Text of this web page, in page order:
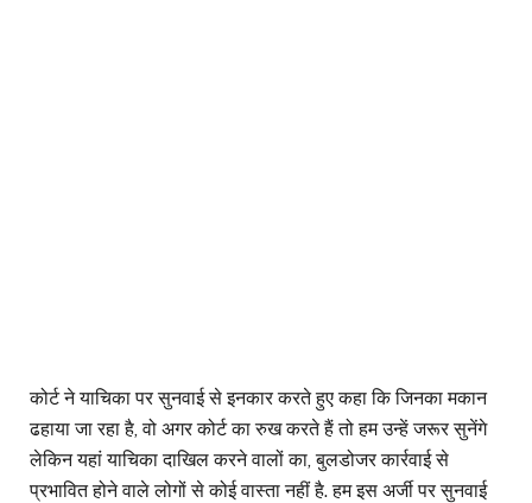
कोर्ट ने याचिका पर सुनवाई से इनकार करते हुए कहा कि जिनका मकान
ढहाया जा रहा है, वो अगर कोर्ट का रुख करते हैं तो हम उन्हें जरूर सुनेंगे
लेकिन यहां याचिका दाखिल करने वालों का, बुलडोजर कार्रवाई से
प्रभावित होने वाले लोगों से कोई वास्ता नहीं है. हम इस अर्जी पर सुनवाई